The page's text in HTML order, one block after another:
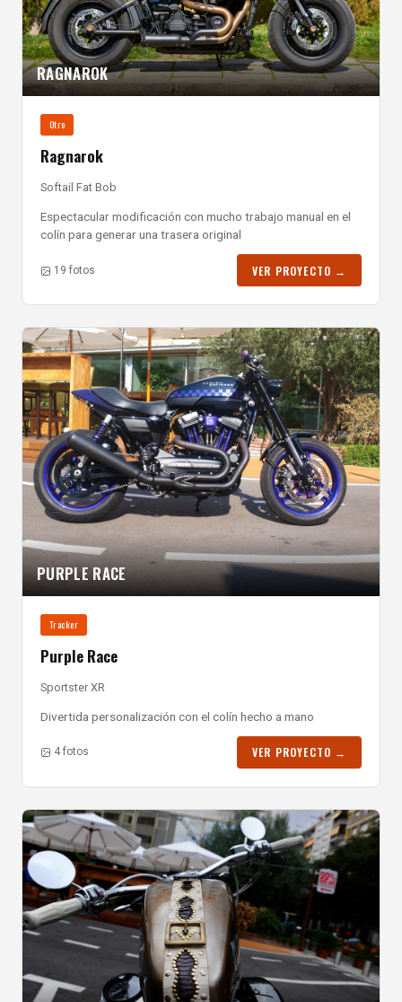
RAGNAROK
Otro
Ragnarok
Softail Fat Bob
Espectacular modificación con mucho trabajo manual en el
colín para generar una trasera original
19 fotos VER PROYECTO →
PURPLE RACE
Tracker
Purple Race
Sportster XR
Divertida personalización con el colín hecho a mano
4 fotos VER PROYECTO →